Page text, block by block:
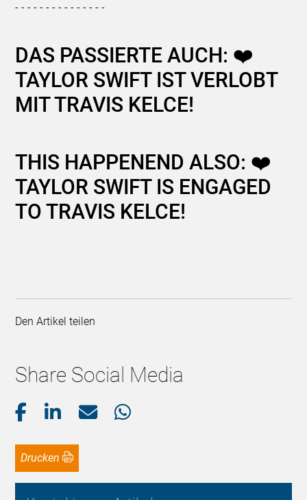
- - - - - - - - - - - - - - -
DAS PASSIERTE AUCH: ❤️
TAYLOR SWIFT IST VERLOBT
MIT TRAVIS KELCE!
THIS HAPPENEND ALSO: ❤️
TAYLOR SWIFT IS ENGAGED
TO TRAVIS KELCE!
Den Artikel teilen
Share Social Media
Drucken